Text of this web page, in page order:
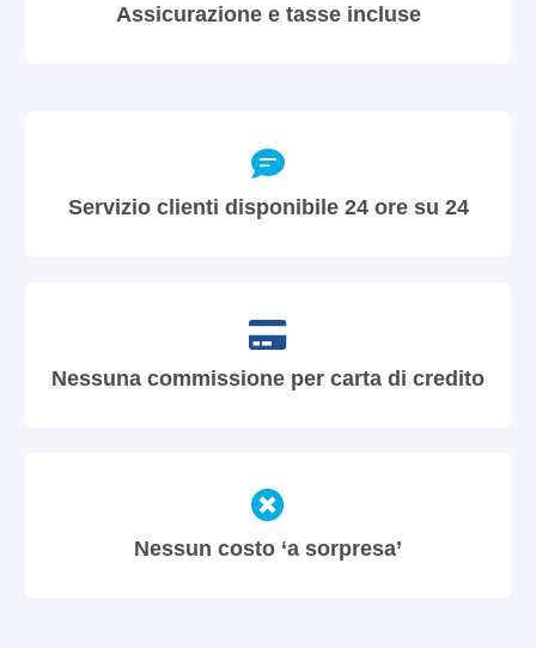
Assicurazione e tasse incluse
Servizio clienti disponibile 24 ore su 24
Nessuna commissione per carta di credito
Nessun costo ‘a sorpresa’